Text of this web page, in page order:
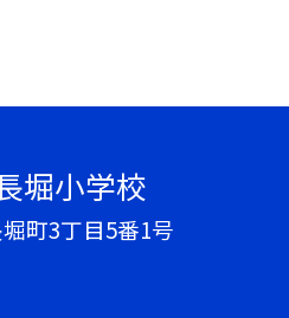
堀小学校
町3丁目5番1号